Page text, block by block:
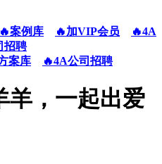
🔥案例库 🔥加VIP会员
🔥4A
招聘
案库 🔥4A公司招聘
羊，一起出爱